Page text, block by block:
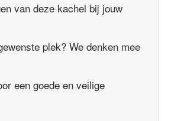
van deze kachel bij jouw
plek? We denken mee
een goede en veilige